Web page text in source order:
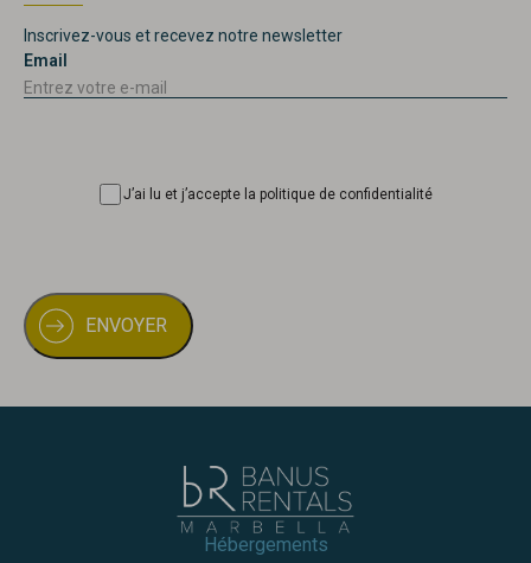
Inscrivez-vous et recevez notre newsletter
Email
J’ai lu et j’accepte la politique de confidentialité
Hébergements